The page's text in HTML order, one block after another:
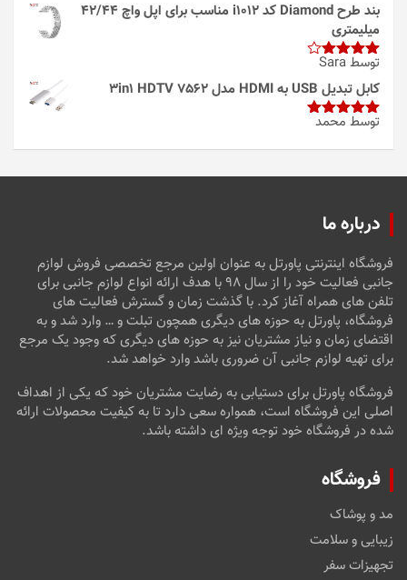
بند طرح Diamond کد i1012 مناسب برای اپل واچ 42/44
میلیمتری
امتیاز4
از 5
توسط Sara
کابل تبدیل USB به HDMI مدل 3in1 HDTV 7562
امتیاز5از
توسط محمد
درباره ما
فروشگاه اینترنتی پاورتل به عنوان اولین مرجع تخصصی فروش لوازم
جانبی فعالیت خود را از سال ۹۸ با هدف ارائه انواع لوازم جانبی برای
تلفن های همراه آغاز کرد. با گذشت زمان و گسترش فعالیت های
فروشگاه، پاورتل به حوزه های دیگری همچون تبلت و … وارد شد و به
اقتضای زمان و نیاز مشتریان نیز به حوزه های دیگری که وجود یک مرجع
برای تهیه لوازم جانبی آن ضروری باشد وارد خواهد شد.
فروشگاه پاورتل برای دستیابی به رضایت مشتریان خود که یکی از اهداف
اصلی این فروشگاه است، همواره سعی دارد تا به کیفیت محصولات ارائه
شده در فروشگاه خود توجه ویژه ای داشته باشد.
فروشگاه
مد و پوشاک
زیبایی و سلامت
تجهیزات سفر